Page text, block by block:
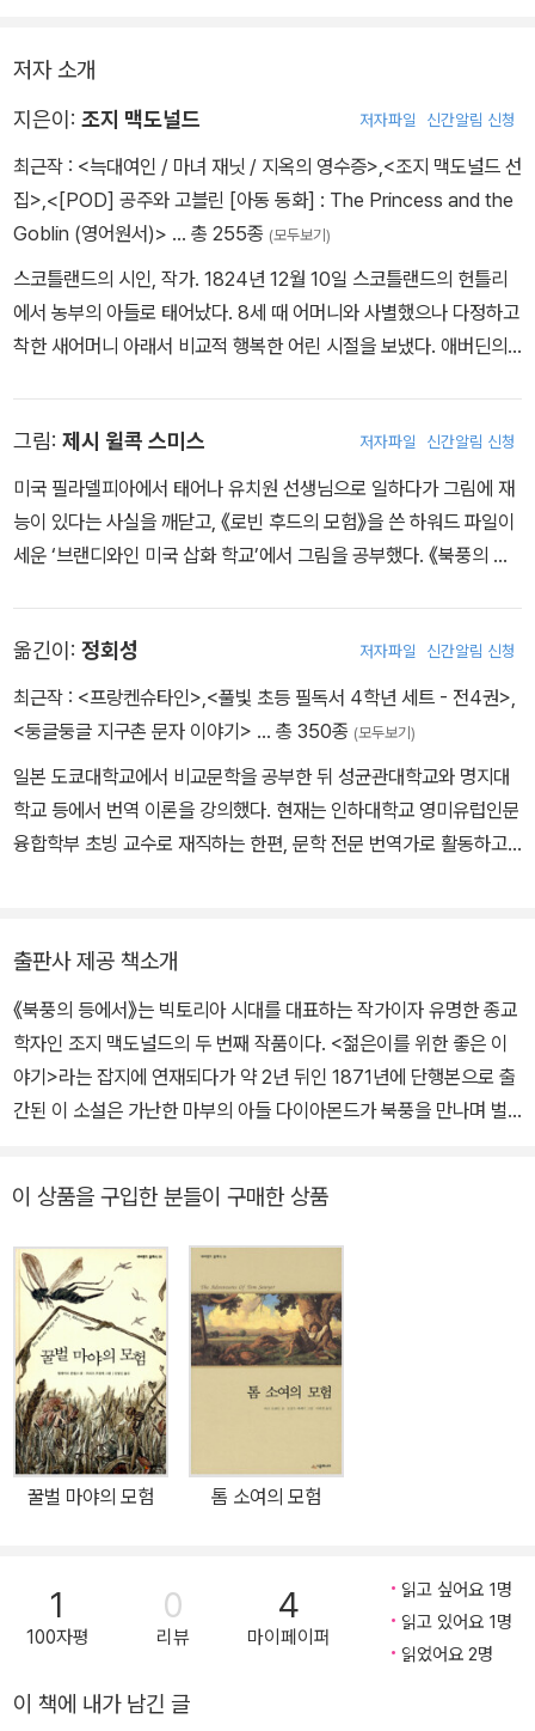
바람이 매섭게 부는 차디 찬 다락방에서 어느 날 소년은 신비롭고 아
름다운 여인의 모습을 한 '북풍'을 만나게 된다. 초월적이고 전지전능
아몬드를 안고 빛의 속도로 달려가는 모습이나, '북풍의 뒤편' 에 가기
위해 북풍의 몸을 통과하는 장면은 독자를 깜짝 놀라게 하는 환상성
과 개성을 보여 준다.
발표된 지 140년이 훌쩍 넘은 이 소설이 오늘날에까지 읽혀지는 강
한 생명력을 가지는 것은, 오늘날 유명한 판타지 소설들의 효시가 되
에 잘 반영되어 있다.
디킨스 류의 사실주의적 풍자 문학이 유행하던 시대 분위기 속에 시
대를 앞서가는 파격적이고 신선한 환상성을 담은 이 동화는 꽉막힌
닌 진실한 가치와 큰 위로를 전해 주었다.
저자 소개
지은이: 조지 맥도널드 저자파일 신간알림 신청
최근작 : <늑대여인 / 마녀 재닛 / 지옥의 영수증> <조지 맥도널드 선
집> <[POD] 공주와 고블린 [아동 동화] : The Princess and the
Goblin (영어원서)> … 총 255종 (모두보기)
스코틀랜드의 시인, 작가. 1824년 12월 10일 스코틀랜드의 헌틀리
에서 농부의 아들로 태어났다. 8세 때 어머니와 사별했으나 다정하고
착한 새어머니 아래서 비교적 행복한 어린 시절을 보냈다. 애버딘의
쟁이 벌어져 1853년 사임했다. 그 후 영문학 강의, 개인 지도, 강연,
설교, 아동잡지 편집 일과 문필 생활을 하며 가족을 부양했다. 1851
년 루이사 파월Louisa Powell과 결혼한 뒤 열한 명의 자녀를 낳았
는데, 전 가족이 극단을 구성해 공연을 하기도 했다. 평소 그는 어머니
명랑하고 유쾌함을 보이며 여러 사람들에게 환대를 베풀었다. 자녀
가운데 네 명을 병으로 잃고 노년에 아내 역시 먼저 떠나보내는 슬픔
9월 18일 세상을 떠났다. 소설, 동화, 시집, 설교집, 문학비평서 등 맥
도널드가 쓴 책은 50여 권에 달한다. 이 책들은 사실주의 소설이 유
행하던 빅토리아 시대의 한복판에서 풍부한 상상력을 통해 신선한 충
격을 주었으며, 엄격한 문화가 지배하고 사회적 차별이 만연하던 세
상에 위로와 희망을 전했다. 오늘날 ‘판타지의 아버지’로 불리는 그는
면면에 흐르는 사랑과 선은, 흥미로운 캐릭터와 재치 넘치는 대사, 뛰
표적인 작품인 《공주와 고블린》, 《북풍의 등에서》, 《황금 열쇠》, 《가
벼운 공주》, 《현명한 여인》, 《판타스테스》, 《릴리스》는 어린아이뿐
아니라 어른에게도 공감을 일으키며 전혀 새로운 차원의 세계로 이끈
다. 이 외에 설교집인 《전하지 않은 설교》, 《우리 주님의 기적》 등이
그림: 제시 윌콕 스미스 저자파일 신간알림 신청
미국 필라델피아에서 태어나 유치원 선생님으로 일하다가 그림에 재
능이 있다는 사실을 깨닫고, 《로빈 후드의 모험》을 쓴 하워드 파일이
세운 ‘브랜디와인 미국 삽화 학교’에서 그림을 공부했다. 《북풍의 등
옮긴이: 정회성 저자파일 신간알림 신청
최근작 : <프랑켄슈타인> <풀빛 초등 필독서 4학년 세트 - 전4권>
<둥글둥글 지구촌 문자 이야기> … 총 350종 (모두보기)
일본 도쿄대학교에서 비교문학을 공부한 뒤 성균관대학교와 명지대
학교 등에서 번역 이론을 강의했다. 현재는 인하대학교 영미유럽인문
융합학부 초빙 교수로 재직하는 한편, 문학 전문 번역가로 활동하고
로 날아간 새』, 『1984』, 『첫사랑의 이름』, 『줄무늬 파자마를 입은 소
년』, 『프랑켄슈타인』, 『런던 NW』 등이 있고, 지은 책으로는 『작은 영
웅 이크발 마시』, 『친구』, 『책 읽어 주는 로봇』 등이 있다.
출판사 제공 책소개
《북풍의 등에서》는 빅토리아 시대를 대표하는 작가이자 유명한 종교
학자인 조지 맥도널드의 두 번째 작품이다. <젊은이를 위한 좋은 이
야기>라는 잡지에 연재되다가 약 2년 뒤인 1871년에 단행본으로 출
간된 이 소설은 가난한 마부의 아들 다이아몬드가 북풍을 만나며 벌
내용이었다. 이러한 환상성은 사실주의 소설이 유행하던 빅토리아 시
대에서 판타지 소설이 완전한 문학 장르로 자리 잡는 데 디딤돌 역할
을 했다. 그리고《나니아 연대기》를 쓴 C.S.루이스,《반지의 제왕》을
쓴 J.R.R.톨킨 같은 후세의 대작가들에게도 큰 영향을 미쳤다. 또한
맥도널드는 선량한 주인공 다이아몬드의 모습을 통해 사랑, 선, 배려
같은 시대를 초월한 가치들의 소중함까지 일깨워 주었다. 다이아몬드
와 북풍이 펼치는 이 놀랍고 깊이 있는 대서사시는 출간된 지 140여
년이 지난 오늘날에도 여전히 아이들을 감동시킬 것이다. 시공간을
넘어 전 세계 아이들을 매혹시키다 이 작품은 1871년 빅토리아 시대
의 한복판에 발표되었다. 빅토리아 시대는 1837년부터 1901년까지,
는 바로 도덕과 관습이었다. 부잣집 아이들은 가정교사 밑에서 엄한
가르침을 받았고, 가난한 집 아이들은 돈을 벌기 위해 밤낮없이 일해
야 했다. 아이들이 읽을거리라고는 딱딱한 지리책이나 역사책뿐이었
재하지도 않았던 것이다. 이러한 시대적 배경 속에서 출간된《북풍의
이 상품을 구입한 분들이 구매한 상품
꿀벌 마야의 모험 톰 소여의 모험
1
100자평
0
리뷰
4
마이페이퍼
읽고 싶어요 1명
읽고 있어요 1명
읽었어요 2명
이 책에 내가 남긴 글